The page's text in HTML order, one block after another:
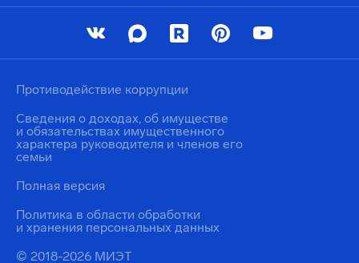
© 2018-2026 МИЭТ
Политика в области обработки
и хранения персональных данных
Противодействие коррупции
Сведения о доходах, об имуществе
и обязательствах имущественного
характера руководителя и членов его
семьи
Полная версия